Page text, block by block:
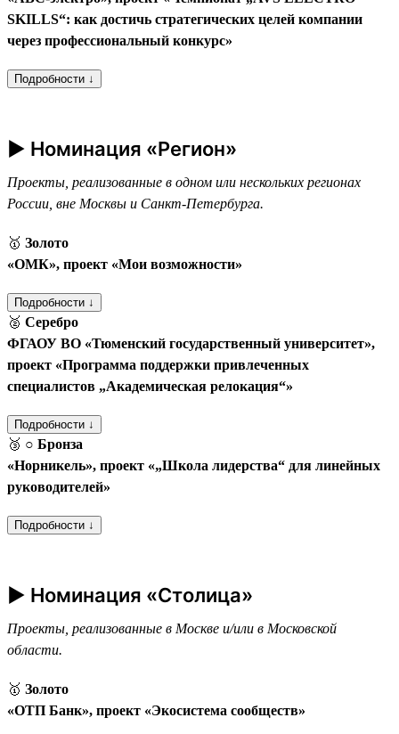
SKILLS“: как достичь стратегических целей компании
через профессиональный конкурс»
Подробности ↓
► Номинация «Регион»
Проекты, реализованные в одном или нескольких регионах
России, вне Москвы и Санкт-Петербурга.
🥇 Золото
«ОМК», проект «Мои возможности»
Подробности ↓
🥈 Серебро
ФГАОУ ВО «Тюменский государственный университет»,
проект «Программа поддержки привлеченных
специалистов „Академическая релокация“»
Подробности ↓
🥉 ○ Бронза
«Норникель», проект «„Школа лидерства“ для линейных
руководителей»
Подробности ↓
► Номинация «Столица»
Проекты, реализованные в Москве и/или в Московской
области.
🥇 Золото
«ОТП Банк», проект «Экосистема сообществ»